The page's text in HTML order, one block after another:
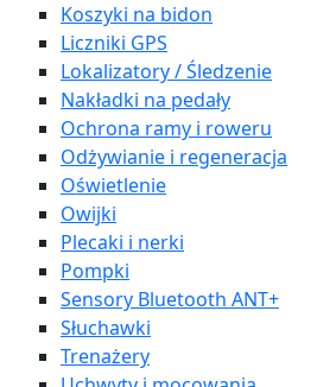
Koszyki na bidon
Liczniki GPS
Lokalizatory / Śledzenie
Nakładki na pedały
Ochrona ramy i roweru
Odżywianie i regeneracja
Oświetlenie
Owijki
Plecaki i nerki
Pompki
Sensory Bluetooth ANT+
Słuchawki
Trenażery